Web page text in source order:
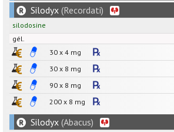
Silodyx (Recordati)
silodosine
gél.
30 x 4 mg
30 x 8 mg
90 x 8 mg
200 x 8 mg
Silodyx (Abacus)